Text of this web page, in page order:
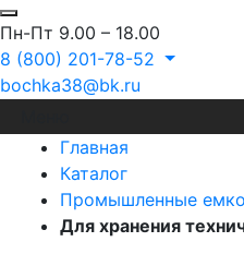
Пн-Пт 9.00 – 18.00
8 (800) 201-78-52
bochka38@bk.ru
Главная
Каталог
Промышленные
Для хранения